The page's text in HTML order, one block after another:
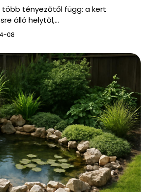
tényezőtől függ: a kert
álló helytől,…
08